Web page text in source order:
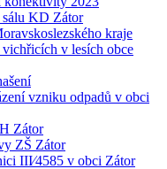
KD Zátor
kraje
v lesích obce
vzniku odpadů v obci
Zátor
ZŠ Zátor
III⁄4585 v obci Zátor